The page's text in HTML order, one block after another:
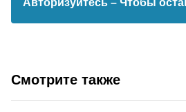
Авторизуйтесь – Чтобы
Смотрите также